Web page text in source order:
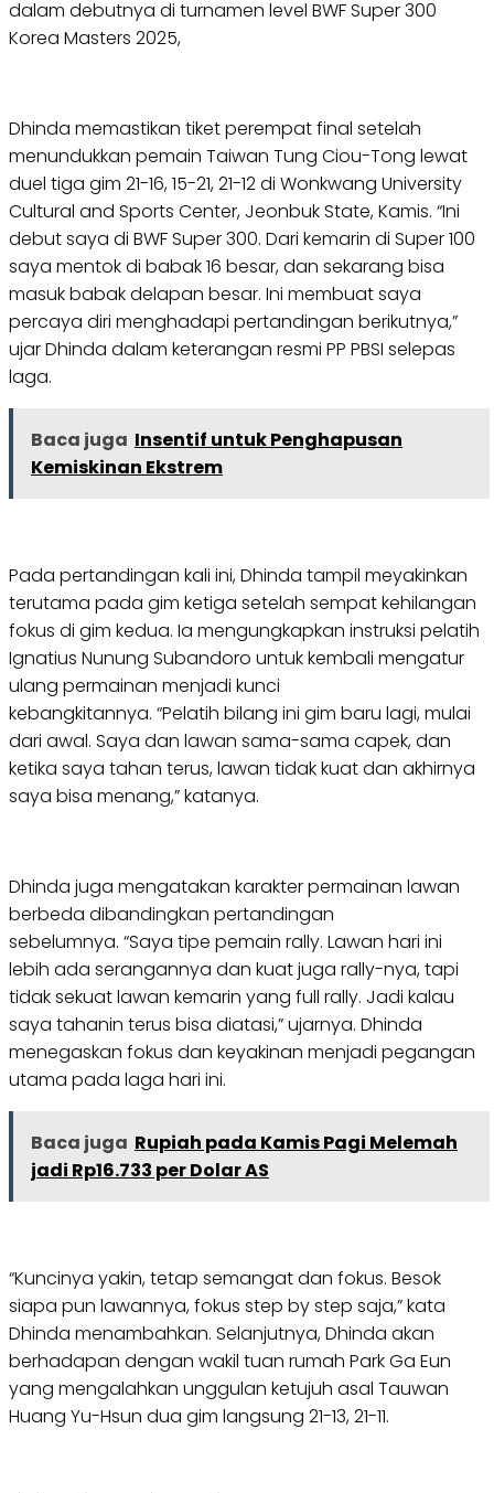
dalam debutnya di turnamen level BWF Super 300
Korea Masters 2025,
Dhinda memastikan tiket perempat final setelah
menundukkan pemain Taiwan Tung Ciou-Tong lewat
duel tiga gim 21-16, 15-21, 21-12 di Wonkwang University
Cultural and Sports Center, Jeonbuk State, Kamis. “Ini
debut saya di BWF Super 300. Dari kemarin di Super 100
saya mentok di babak 16 besar, dan sekarang bisa
masuk babak delapan besar. Ini membuat saya
percaya diri menghadapi pertandingan berikutnya,”
ujar Dhinda dalam keterangan resmi PP PBSI selepas
laga.
Baca juga Insentif untuk Penghapusan
Kemiskinan Ekstrem
Pada pertandingan kali ini, Dhinda tampil meyakinkan
terutama pada gim ketiga setelah sempat kehilangan
fokus di gim kedua. Ia mengungkapkan instruksi pelatih
Ignatius Nunung Subandoro untuk kembali mengatur
ulang permainan menjadi kunci
kebangkitannya. “Pelatih bilang ini gim baru lagi, mulai
dari awal. Saya dan lawan sama-sama capek, dan
ketika saya tahan terus, lawan tidak kuat dan akhirnya
saya bisa menang,” katanya.
Dhinda juga mengatakan karakter permainan lawan
berbeda dibandingkan pertandingan
sebelumnya. “Saya tipe pemain rally. Lawan hari ini
lebih ada serangannya dan kuat juga rally-nya, tapi
tidak sekuat lawan kemarin yang full rally. Jadi kalau
saya tahanin terus bisa diatasi,” ujarnya. Dhinda
menegaskan fokus dan keyakinan menjadi pegangan
utama pada laga hari ini.
Baca juga Rupiah pada Kamis Pagi Melemah
jadi Rp16.733 per Dolar AS
“Kuncinya yakin, tetap semangat dan fokus. Besok
siapa pun lawannya, fokus step by step saja,” kata
Dhinda menambahkan. Selanjutnya, Dhinda akan
berhadapan dengan wakil tuan rumah Park Ga Eun
yang mengalahkan unggulan ketujuh asal Tauwan
Huang Yu-Hsun dua gim langsung 21-13, 21-11.